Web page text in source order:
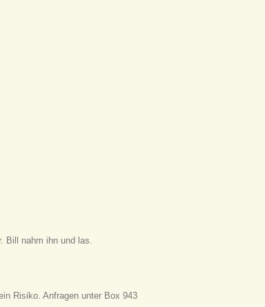
Bill nahm ihn und las.
Risiko. Anfragen unter Box 943